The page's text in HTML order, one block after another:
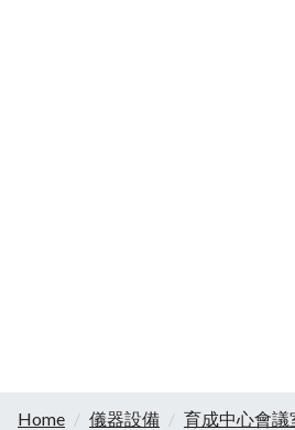
Home 儀器設備 育成中心會議